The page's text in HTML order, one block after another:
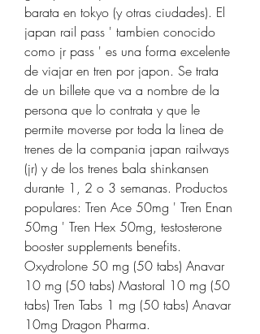
barata en tokyo (y otras ciudades). El
japan rail pass ' tambien conocido
como jr pass ' es una forma excelente
de viajar en tren por japon. Se trata
de un billete que va a nombre de la
persona que lo contrata y que le
permite moverse por toda la linea de
trenes de la compania japan railways
(jr) y de los trenes bala shinkansen
durante 1, 2 o 3 semanas. Productos
populares: Tren Ace 50mg ' Tren Enan
50mg ' Tren Hex 50mg, testosterone
booster supplements benefits.
Oxydrolone 50 mg (50 tabs) Anavar
10 mg (50 tabs) Mastoral 10 mg (50
tabs) Tren Tabs 1 mg (50 tabs) Anavar
10mg Dragon Pharma.